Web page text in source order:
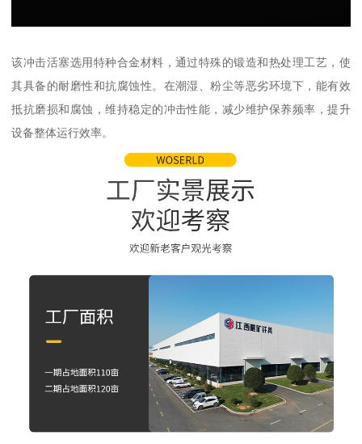
该冲击活塞选用特种合金材料，通过特殊的锻造和热处理工艺，使
其具备的耐磨性和抗腐蚀性。在潮湿、粉尘等恶劣环境下，能有效
抵抗磨损和腐蚀，维持稳定的冲击性能，减少维护保养频率，提升
设备整体运行效率。